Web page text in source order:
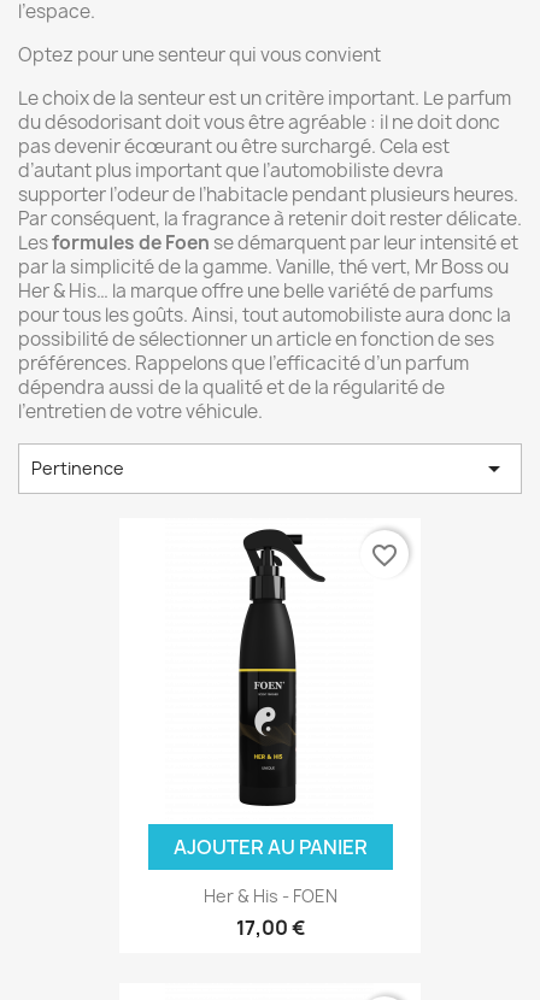
l’espace.
Optez pour une senteur qui vous convient
Le choix de la senteur est un critère important. Le parfum
du désodorisant doit vous être agréable : il ne doit donc
pas devenir écœurant ou être surchargé. Cela est
d’autant plus important que l’automobiliste devra
supporter l’odeur de l’habitacle pendant plusieurs heures.
Par conséquent, la fragrance à retenir doit rester délicate.
Lesformules de Foen se démarquent par leur intensité et
par la simplicité de la gamme. Vanille, thé vert, Mr Boss ou
Her & His… la marque offre une belle variété de parfums
pour tous les goûts. Ainsi, tout automobiliste aura donc la
possibilité de sélectionner un article en fonction de ses
préférences. Rappelons que l’efficacité d’un parfum
dépendra aussi de la qualité et de la régularité de
l’entretien de votre véhicule.
Pertinence 
AJOUTER AU PANIER
Her & His - FOEN
17,00 €
favorite_border